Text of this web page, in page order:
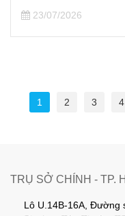
23/07/2026
1 2 3 4
TRỤ SỞ CHÍNH - TP.
Lô U.14B-16A, Đường